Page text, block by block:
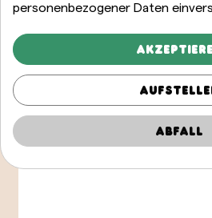
personenbezogener Daten
Abfall